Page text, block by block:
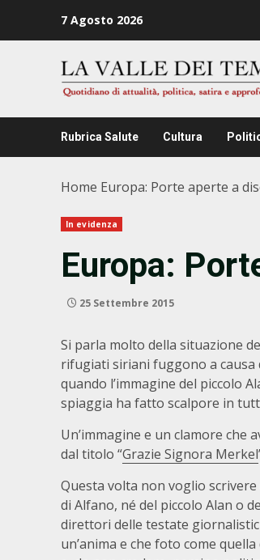
7 Agosto 2026
Rubrica Salute Cultura
Home Europa: Porte aperte a
In evidenza
Europa:
25 Settembre 2015
Si parla molto della situazione
rifugiati siriani fuggono a
quando l’immagine del piccolo
spiaggia ha fatto scalpore in
Un’immagine e un clamore che
dal titolo “Grazie Signora Merkel
Questa volta non voglio
di Alfano, né del piccolo Alan o
direttori delle testate
un’anima e che foto come